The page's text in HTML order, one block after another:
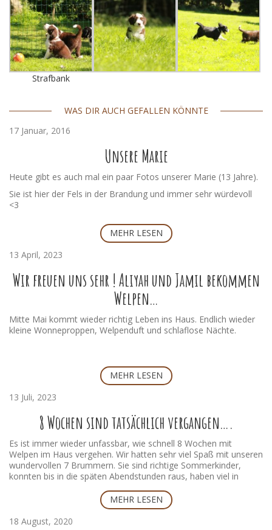
Strafbank
WAS DIR AUCH GEFALLEN KÖNNTE
17 Januar, 2016
Unsere Marie
Heute gibt es auch mal ein paar Fotos unserer Marie (13 Jahre).
Sie ist hier der Fels in der Brandung und immer sehr würdevoll
<3
MEHR LESEN
13 April, 2023
Wir freuen uns sehr ! Aliyah und Jamil bekommen
Welpen…
Mitte Mai kommt wieder richtig Leben ins Haus. Endlich wieder
kleine Wonneproppen, Welpenduft und schlaflose Nächte.
MEHR LESEN
13 Juli, 2023
8 Wochen sind tatsächlich vergangen….
Es ist immer wieder unfassbar, wie schnell 8 Wochen mit
Welpen im Haus vergehen. Wir hatten sehr viel Spaß mit unseren
wundervollen 7 Brummern. Sie sind richtige Sommerkinder,
konnten bis in die späten Abendstunden raus, haben viel in
alles Spielzeug gerockt. Wir haben es sehr genossen mit ihnen
zu spielen und zu schmusen. Nun sind fast alle zu ihren neuen
Familien gezogen. Es war wieder sehr berührend in die freudigen
MEHR LESEN
18 August, 2020